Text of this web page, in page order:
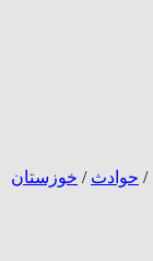
/ حوادث / خوزستان